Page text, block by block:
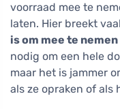
voorraad mee te
laten. Hier breekt
is om mee te
nodig om een hele
maar het is jammer
als ze opraken of als